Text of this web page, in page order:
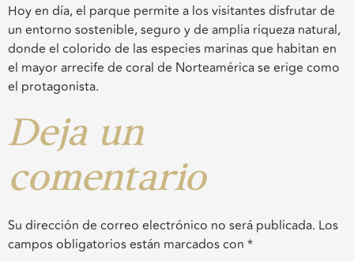
Hoy en día, el parque permite a los visitantes disfrutar de
un entorno sostenible, seguro y de amplia riqueza natural,
donde el colorido de las especies marinas que habitan en
el mayor arrecife de coral de Norteamérica se erige como
el protagonista.
Deja un
comentario
Su dirección de correo electrónico no será publicada. Los
campos obligatorios están marcados con *